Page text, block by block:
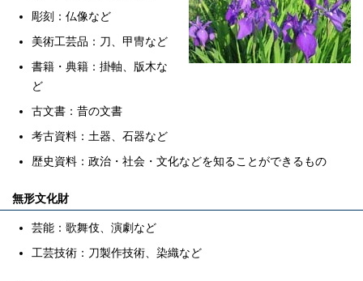
彫刻：仏像など
美術工芸品：刀、甲冑など
書籍・典籍：掛軸、版木な
ど
古文書：昔の文書
考古資料：土器、石器など
歴史資料：政治・社会・文化などを知ることができるもの
無形文化財
芸能：歌舞伎、演劇など
工芸技術：刀製作技術、染織など